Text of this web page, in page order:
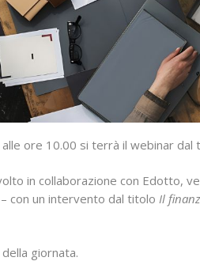
ore 10.00 si terrà il webinar dal
in collaborazione con Edotto,
con un intervento dal titolo Il
giornata.